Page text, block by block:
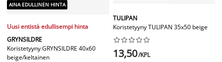
AINA EDULLINEN HINTA
Uusi entistä edullisempi hinta
GRYNSILDRE
Koristetyyny GRYNSILDRE 40x60
beige/keltainen
TULIPAN
Koristetyyny TULIPAN 35x50 beige






13,50/KPL